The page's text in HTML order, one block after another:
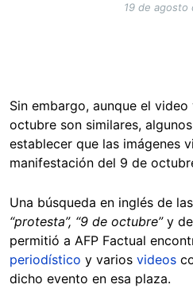
19 de agosto
Sin embargo, aunque el
octubre son similares,
establecer que las imágenes
manifestación del 9 de
Una búsqueda en inglés de
“protesta”, “9 de octubre”y
permitió a AFP Factual
periodístico y varios videos
dicho evento en esa plaza.